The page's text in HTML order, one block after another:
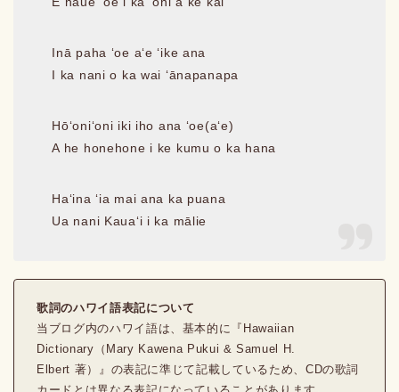
Inā paha ʻoe aʻe ʻike ana
I ka nani o ka wai ʻānapanapa
Hōʻoniʻoni iki iho ana ʻoe(aʻe)
A he honehone i ke kumu o ka hana
Haʻina ʻia mai ana ka puana
Ua nani Kauaʻi i ka mālie
歌詞のハワイ語表記について
当ブログ内のハワイ語は、基本的に『Hawaiian
Dictionary（Mary Kawena Pukui & Samuel H.
Elbert 著）』の表記に準じて記載しているため、CDの歌詞